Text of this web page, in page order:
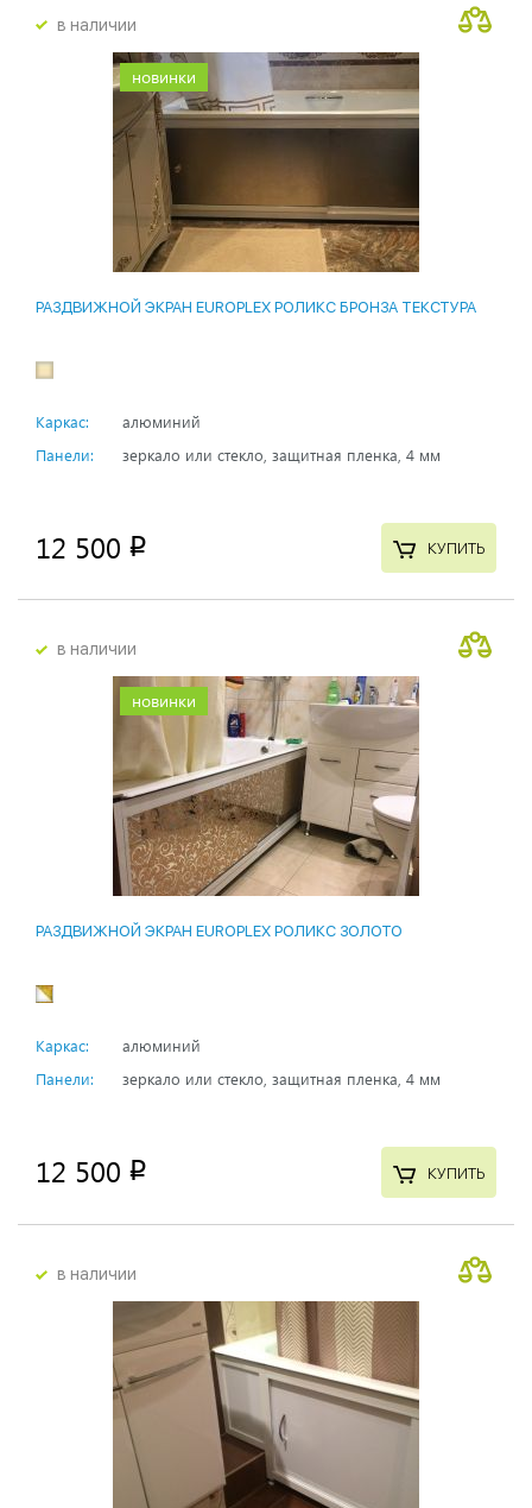
в наличии
новинки
РАЗДВИЖНОЙ ЭКРАН EUROPLEX РОЛИКС БРОНЗА ТЕКСТУРА
Каркас:
алюминий
Панели:
зеркало или стекло, защитная пленка, 4 мм
12 500 p КУПИТЬ
в наличии
новинки
РАЗДВИЖНОЙ ЭКРАН EUROPLEX РОЛИКС ЗОЛОТО
Каркас:
алюминий
Панели:
зеркало или стекло, защитная пленка, 4 мм
12 500 p КУПИТЬ
в наличии